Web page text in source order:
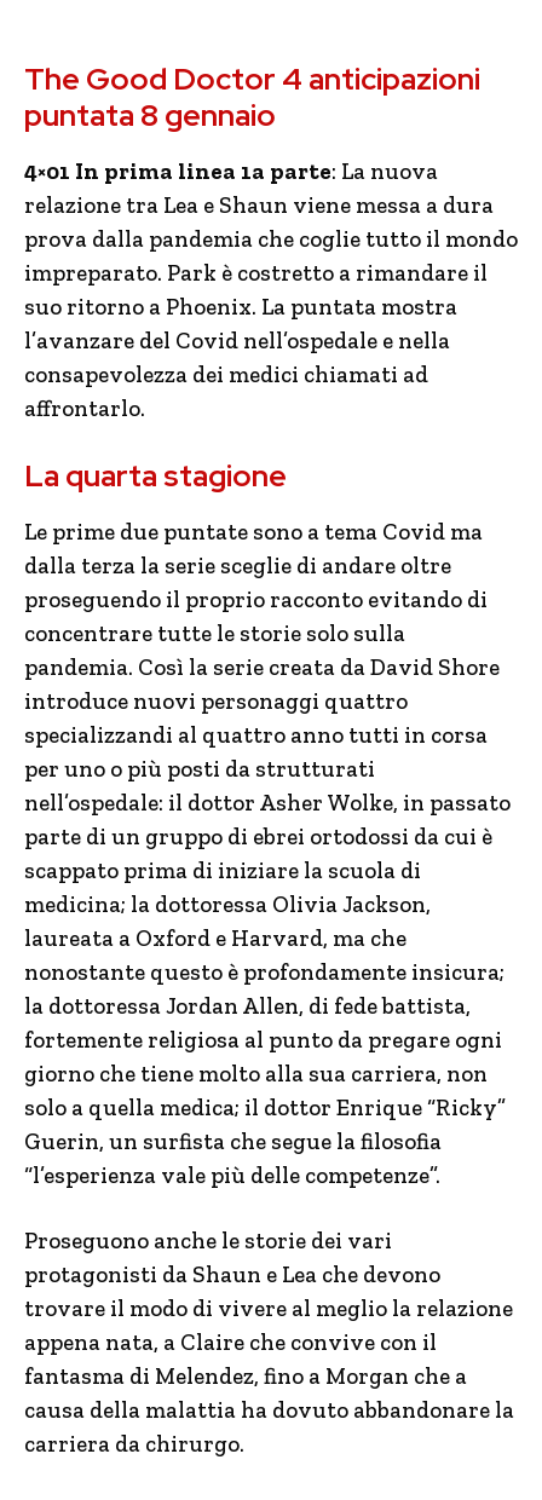
The Good Doctor 4 anticipazioni
puntata 8 gennaio
4×01 In prima linea 1a parte: La nuova
relazione tra Lea e Shaun viene messa a dura
prova dalla pandemia che coglie tutto il mondo
impreparato. Park è costretto a rimandare il
suo ritorno a Phoenix. La puntata mostra
l’avanzare del Covid nell’ospedale e nella
consapevolezza dei medici chiamati ad
affrontarlo.
La quarta stagione
Le prime due puntate sono a tema Covid ma
dalla terza la serie sceglie di andare oltre
proseguendo il proprio racconto evitando di
concentrare tutte le storie solo sulla
pandemia. Così la serie creata da David Shore
introduce nuovi personaggi quattro
specializzandi al quattro anno tutti in corsa
per uno o più posti da strutturati
nell’ospedale: il dottor Asher Wolke, in passato
parte di un gruppo di ebrei ortodossi da cui è
scappato prima di iniziare la scuola di
medicina; la dottoressa Olivia Jackson,
laureata a Oxford e Harvard, ma che
nonostante questo è profondamente insicura;
la dottoressa Jordan Allen, di fede battista,
fortemente religiosa al punto da pregare ogni
giorno che tiene molto alla sua carriera, non
solo a quella medica; il dottor Enrique “Ricky”
Guerin, un surfista che segue la filosofia
“l’esperienza vale più delle competenze”.
Proseguono anche le storie dei vari
protagonisti da Shaun e Lea che devono
trovare il modo di vivere al meglio la relazione
appena nata, a Claire che convive con il
fantasma di Melendez, fino a Morgan che a
causa della malattia ha dovuto abbandonare la
carriera da chirurgo.